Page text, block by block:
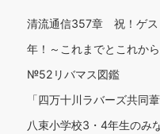
清流通信357章 祝！ゲス
年！～これまでとこれから
№52リバマス図鑑
「四万十川ラバーズ共同
八束小学校3・4年生のみ